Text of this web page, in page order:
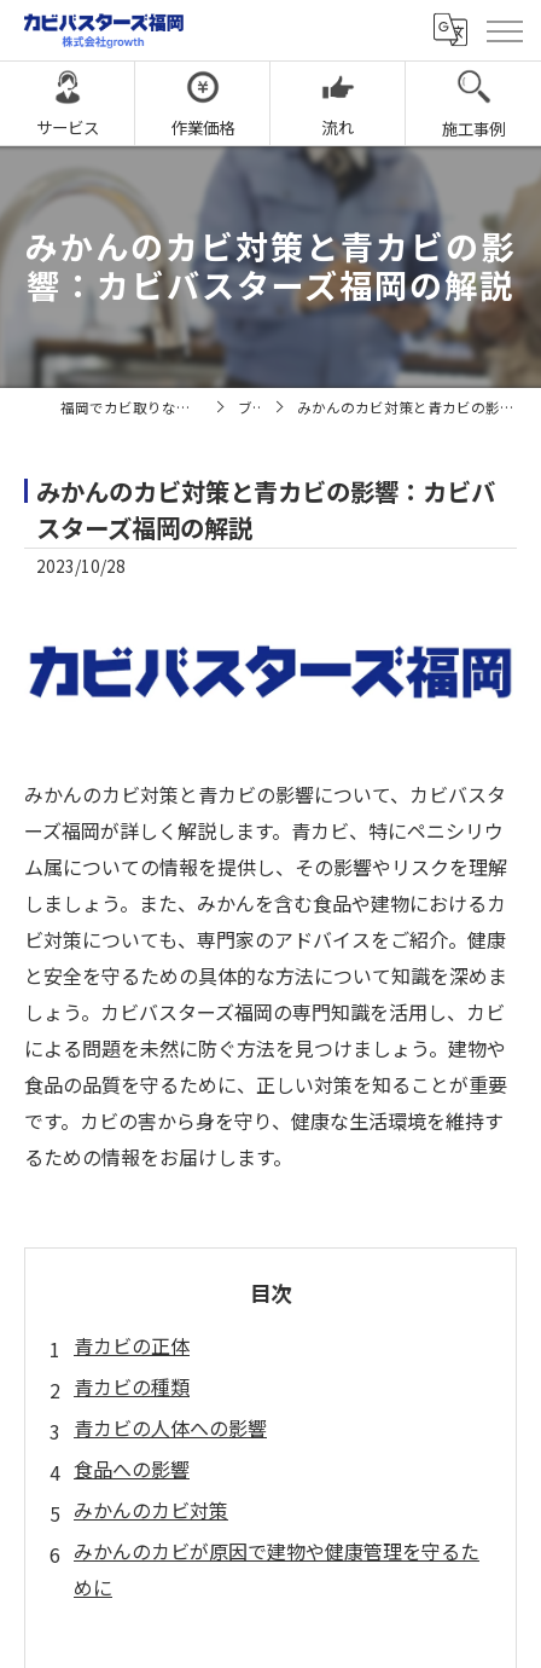
サービス 作業価格 流れ 施工事例
みかんのカビ対策と青カビの影
響：カビバスターズ福岡の解説
福岡でカビ取りならカビバスターズ福岡 ブログ みかんのカビ対策と青カビの影響：カビバスターズ福岡の解説
みかんのカビ対策と青カビの影響：カビバ
スターズ福岡の解説
2023/10/28
みかんのカビ対策と青カビの影響について、カビバスタ
ーズ福岡が詳しく解説します。青カビ、特にペニシリウ
ム属についての情報を提供し、その影響やリスクを理解
しましょう。また、みかんを含む食品や建物におけるカ
ビ対策についても、専門家のアドバイスをご紹介。健康
と安全を守るための具体的な方法について知識を深めま
しょう。カビバスターズ福岡の専門知識を活用し、カビ
による問題を未然に防ぐ方法を見つけましょう。建物や
食品の品質を守るために、正しい対策を知ることが重要
です。カビの害から身を守り、健康な生活環境を維持す
るための情報をお届けします。
目次
青カビの正体
青カビの種類
青カビの人体への影響
食品への影響
みかんのカビ対策
みかんのカビが原因で建物や健康管理を守るた
めに